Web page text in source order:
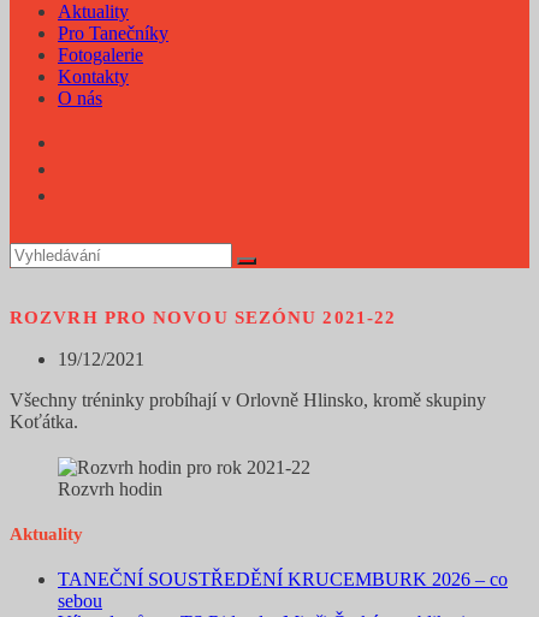
Aktuality
Pro Tanečníky
Fotogalerie
Kontakty
O nás
ROZVRH PRO NOVOU SEZÓNU 2021-22
Příspěvek
publikován
19/12/2021
Všechny tréninky probíhají v Orlovně Hlinsko, kromě skupiny
Koťátka.
Rozvrh hodin
Aktuality
TANEČNÍ SOUSTŘEDĚNÍ KRUCEMBURK 2026 – co
sebou